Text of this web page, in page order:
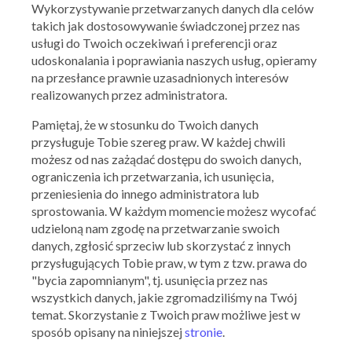
Cheeseburger w dostawie GRATIS do
kolejnego zamówienia
14.11.2025 - 03.12.2025
Kupony, zniżki, promocje
Wykorzystywanie przetwarzanych danych dla celów
takich jak dostosowywanie świadczonej przez nas
usługi do Twoich oczekiwań i preferencji oraz
udoskonalania i poprawiania naszych usług, opieramy
na przesłance prawnie uzasadnionych interesów
realizowanych przez administratora.
Pamiętaj, że w stosunku do Twoich danych
przysługuje Tobie szereg praw. W każdej chwili
możesz od nas zażądać dostępu do swoich danych,
ograniczenia ich przetwarzania, ich usunięcia,
przeniesienia do innego administratora lub
sprostowania. W każdym momencie możesz wycofać
udzieloną nam zgodę na przetwarzanie swoich
danych, zgłosić sprzeciw lub skorzystać z innych
przysługujących Tobie praw, w tym z tzw. prawa do
"bycia zapomnianym", tj. usunięcia przez nas
wszystkich danych, jakie zgromadziliśmy na Twój
temat. Skorzystanie z Twoich praw możliwe jest w
sposób opisany na niniejszejstronie.